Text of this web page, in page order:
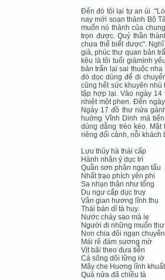
Đến đó tôi lại tự an ủi
nay mới soạn thành Bộ
muốn nó thành của
trọn được. Quỷ thần
chưa thể biết được".
giả, phúc thư quan bản
kêu là tôi tuổi giàmình
bản trấn lại sai thuộc
đò dọc dùng để di
cũng hết sức khuyên
tập hợp lại. Vào ngày 14
nhiệt một phen. Đến
Ngày 17 đồ thư nửa
huớng Vĩnh Dinh mà
dùng dằng trèo kéo.
riêng đối cảnh, nỗi khách
Lưu thủy hà thái cấp
Hành nhân ý dục trì
Quần sơn phân ngạn tẩu
Nhất trạo phích yên phi
Sa nhạn thân như tống
Du ngư cấp dục truy
Vân gian hương lĩnh thụ
Thái bán dĩ tà huy.
Nước chảy sao mà lẹ
Người đi những muốn thư
Non chia đôi ngạn chuyển
Mái rẽ đám sương mờ
Vịt bãi theo đưa tiễn
Cá sông dõi lững lờ
Mây che Huơng lĩnh khuất
Quá nửa đã chiều tà